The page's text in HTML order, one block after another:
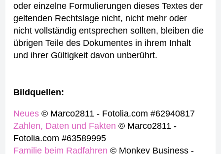
oder einzelne Formulierungen dieses Textes der
geltenden Rechtslage nicht, nicht mehr oder
nicht vollständig entsprechen sollten, bleiben die
übrigen Teile des Dokumentes in ihrem Inhalt
und ihrer Gültigkeit davon unberührt.
Bildquellen:
Neues © Marco2811 - Fotolia.com #62940817
Zahlen, Daten und Fakten © Marco2811 -
Fotolia.com #63589995
Familie beim Radfahren © Monkey Business -